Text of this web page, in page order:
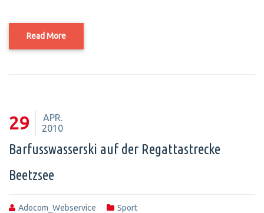
Read More
29
APR.
2010
Barfusswasserski auf der Regattastrecke
Beetzsee
Adocom_Webservice
Sport